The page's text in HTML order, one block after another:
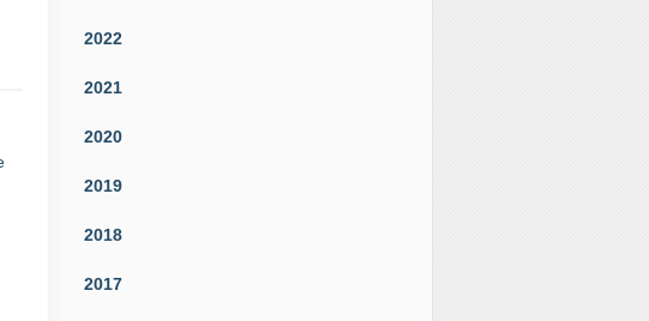
2022
2021
2020
2019
2018
2017